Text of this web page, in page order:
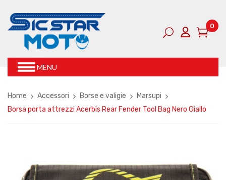
0
MENU
Home Accessori Borse e valigie
Marsupi
Borsa porta attrezzi Acerbis Rear Fender Tool Bag Nero Giallo